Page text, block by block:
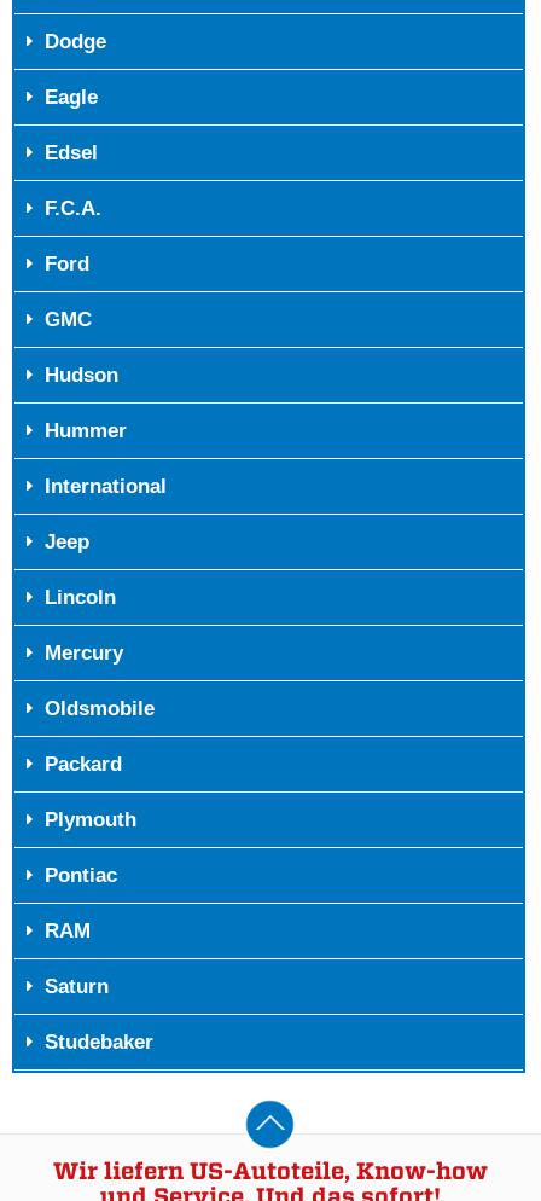
Dodge
Eagle
Edsel
F.C.A.
Ford
GMC
Hudson
Hummer
International
Jeep
Lincoln
Mercury
Oldsmobile
Packard
Plymouth
Pontiac
RAM
Saturn
Studebaker
Wir liefern US-Autoteile, Know-how